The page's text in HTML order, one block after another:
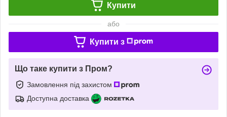
Купити
або
Купити з
Що таке купити з Пром?
Замовлення під захистом
Доступна доставка